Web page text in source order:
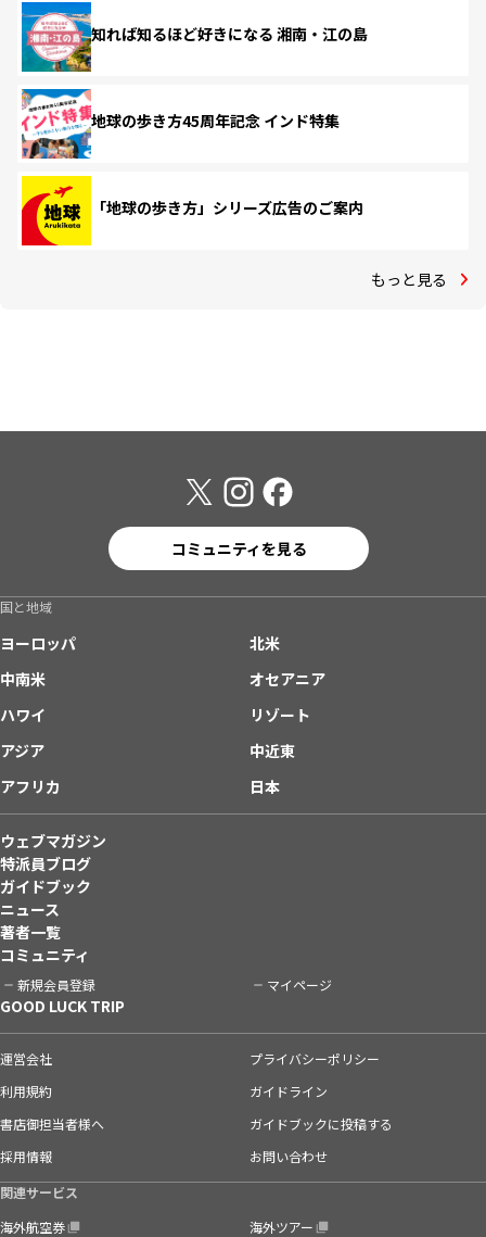
知れば知るほど好きになる 湘南・江の島
地球の歩き方45周年記念 インド特集
「地球の歩き方」シリーズ広告のご案内
もっと見る
コミュニティを見る
国と地域
ヨーロッパ
北米
中南米
オセアニア
ハワイ
リゾート
アジア
中近東
アフリカ
日本
ウェブマガジン
特派員ブログ
ガイドブック
ニュース
著者一覧
コミュニティ
新規会員登録 マイページ
GOOD LUCK TRIP
運営会社
プライバシーポリシー
利用規約
ガイドライン
書店御担当者様へ
ガイドブックに投稿する
採用情報
お問い合わせ
関連サービス
海外航空券
海外ツアー